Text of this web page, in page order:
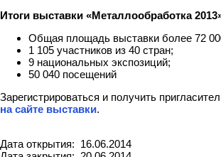
Итоги выставки «Металлообработка
Общая площадь выставки более 72
1 105 участников из 40 стран;
9 национальных экспозиций;
50 040 посещений
Зарегистрироваться и получить
на сайте выставки.
Дата открытия: 16.06.2014